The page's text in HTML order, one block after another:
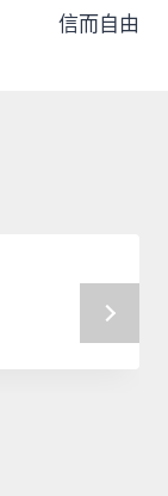
信而自由